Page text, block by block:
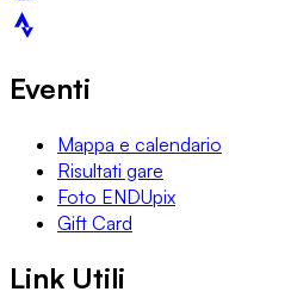
Eventi
Mappa e calendario
Risultati gare
Foto ENDUpix
Gift Card
Link Utili